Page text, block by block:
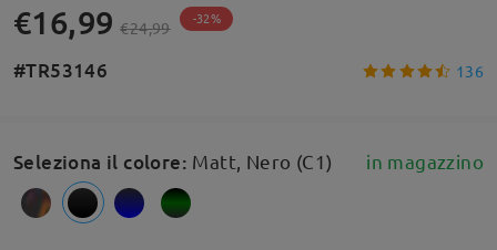
€16,99 €24,99 -32%
#TR53146 136
Seleziona il colore: Matt, Nero (C1) in magazzino